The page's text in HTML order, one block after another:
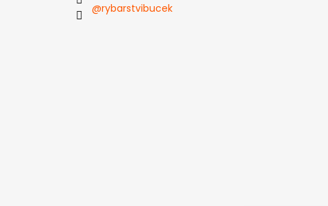
@rybarstvibucek